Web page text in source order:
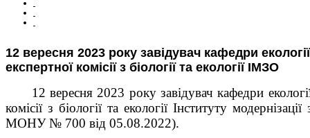
12 вересня 2023 року завідувач кафедри
експертної комісії з біології та екології ІМЗО
12 вересня 2023 року завідувач кафедри
комісії з біології та екології Інституту
МОНУ № 700 від 05.08.2022).